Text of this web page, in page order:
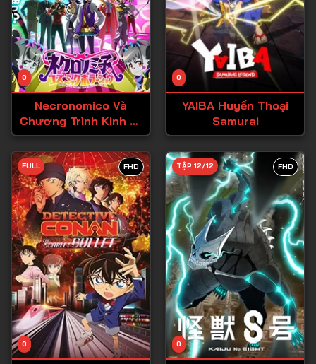
Tập 12
Tập 13
Tập 14
Tập 15
Tập 17
Tập 18
Tập 19
Tập 20
Tập 21
Tập 22
Tập 23
Tập 24
Tập 25
0
Necronomico Và
Chương Trình Kinh Dị
Vũ Trụ
0
YAIBA Huyền Thoại
Samurai
FHD
0
FULL FHD
0
TẬP 12/12